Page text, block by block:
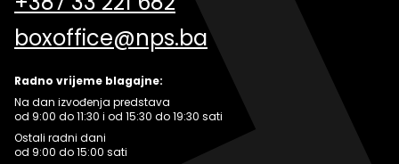
boxoffice@nps.ba
Radno vrijeme blagajne:
Na dan izvođenja predstava
od 9:00 do 11:30 i od 15:30 do 19:30 sati
Ostali radni dani
od 9:00 do 15:00 sati